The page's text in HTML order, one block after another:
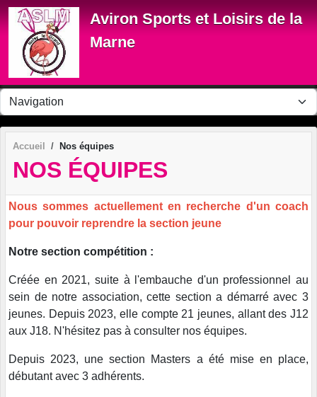
Aviron Sports et Loisirs de la
Marne
Accueil Nos équipes
NOS ÉQUIPES
Nous sommes actuellement en recherche d'un coach
pour pouvoir reprendre la section jeune
Notre section compétition :
Créée en 2021, suite à l'embauche d'un professionnel au
sein de notre association, cette section a démarré avec 3
jeunes. Depuis 2023, elle compte 21 jeunes, allant des J12
aux J18. N'hésitez pas à consulter nos équipes.
Depuis 2023, une section Masters a été mise en place,
débutant avec 3 adhérents.
Panneau de gestion des cookies